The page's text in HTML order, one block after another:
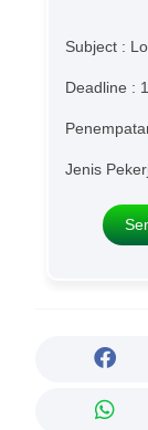
Subject :
Deadline :
Jenis